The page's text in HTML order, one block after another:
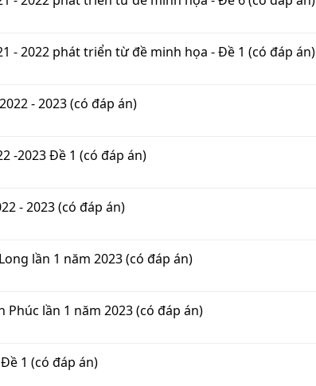
- 2022 phát triển từ đề minh họa - Đề 1 (có đáp án)
- 2023 (có đáp án)
-2023 Đề 1 (có đáp án)
- 2023 (có đáp án)
lần 1 năm 2023 (có đáp án)
lần 1 năm 2023 (có đáp án)
1 (có đáp án)